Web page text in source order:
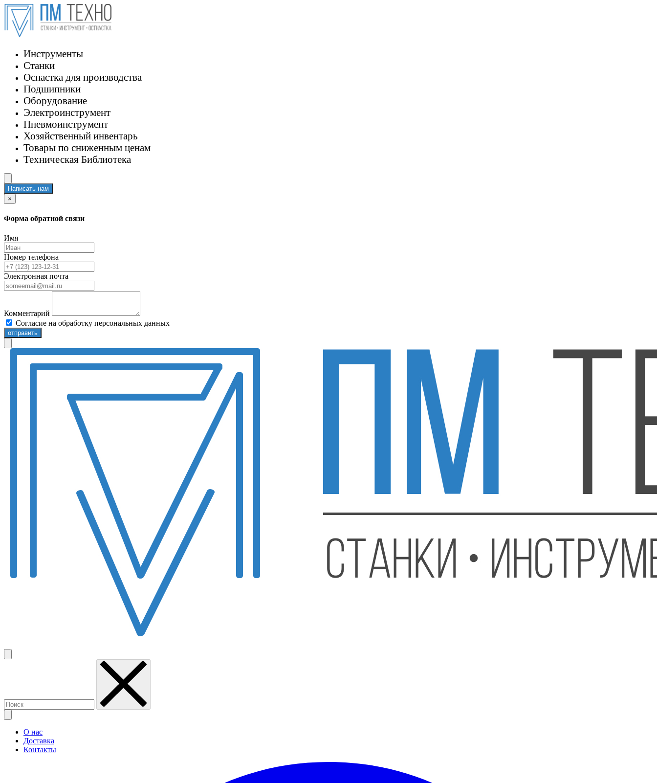
Инструменты
Станки
Оснастка для производства
Подшипники
Оборудование
Электроинструмент
Пневмоинструмент
Хозяйственный инвентарь
Товары по сниженным ценам
Техническая Библиотека
Написать нам
×
Форма обратной связи
Имя
Номер телефона
Электронная почта
Комментарий
Согласие на обработку персональных данных
отправить
О нас
Доставка
Контакты